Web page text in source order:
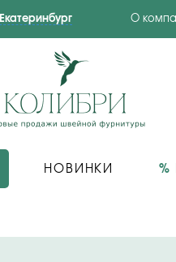
Екатеринбург О
НОВИНКИ